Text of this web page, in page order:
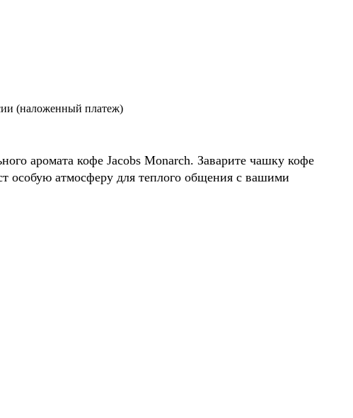
(наложенный платеж)
аромата кофе Jacobs Monarch. Заварите чашку кофе
особую атмосферу для теплого общения с вашими